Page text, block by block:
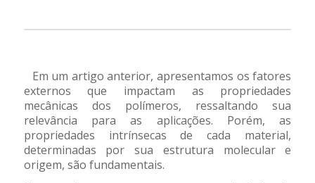
Em um artigo anterior, apresentamos os fatores
externos que impactam as propriedades
mecânicas dos polímeros, ressaltando sua
relevância para as aplicações. Porém, as
propriedades intrínsecas de cada material,
determinadas por sua estrutura molecular e
origem, são fundamentais.